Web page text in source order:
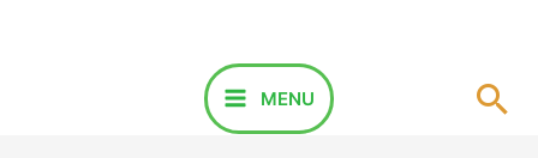
MENU